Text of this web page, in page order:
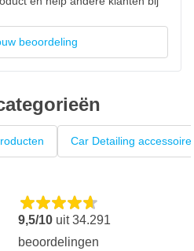
beoordeling
Car Detailing
9,5/10 uit34.291
beoordelingen